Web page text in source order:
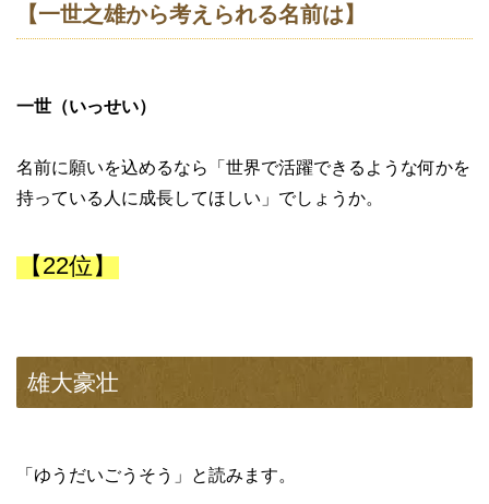
【一世之雄から考えられる名前は】
一世（いっせい）
名前に願いを込めるなら「世界で活躍できるような何かを
持っている人に成長してほしい」でしょうか。
【22位】
雄大豪壮
「ゆうだいごうそう」と読みます。